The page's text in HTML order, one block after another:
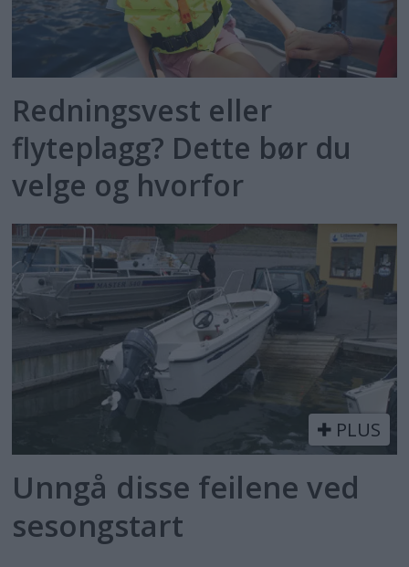
Redningsvest eller
flyteplagg? Dette bør du
velge og hvorfor
PLUS
Unngå disse feilene ved
sesongstart